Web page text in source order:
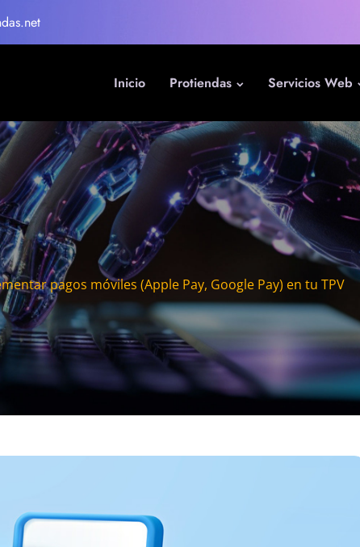
Inicio Protiendas Servicios Web
pagos móviles (Apple Pay, Google Pay) en tu TPV